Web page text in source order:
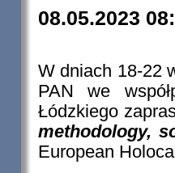
08.05.2023
W dniach 18-22
PAN we
Łódzkiego
methodology,
European